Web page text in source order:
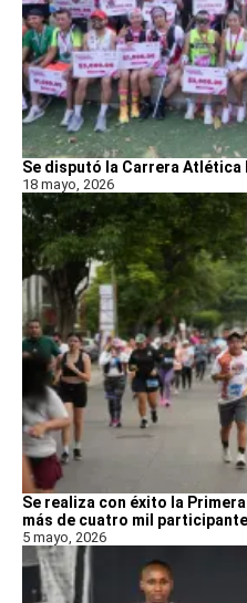
Se disputó la Carrera Atlética
18 mayo, 2026
Se realiza con éxito la
más de cuatro mil
5 mayo, 2026